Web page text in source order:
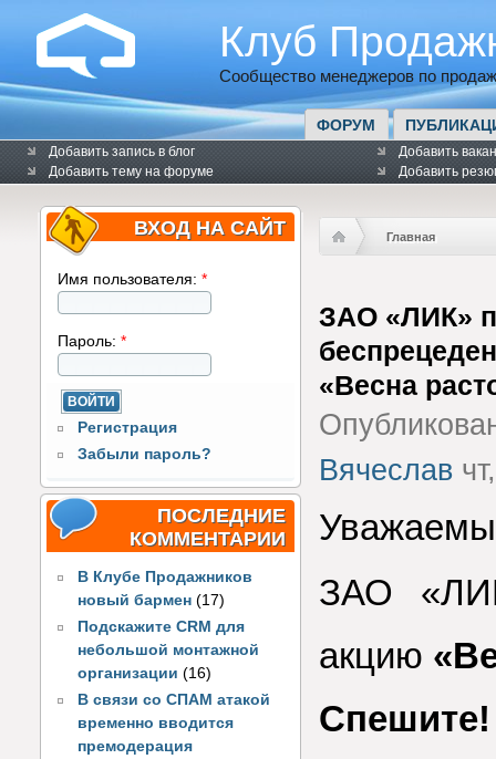
Клуб
Сообщество менеджеров по
ФОРУМ
Добавить запись в блог
Добавить тему на форуме
Добавить
Добавить
ВХОД НА САЙТ
Имя пользователя: *
Пароль: *
Регистрация
Забыли пароль?
ПОСЛЕДНИЕ
КОММЕНТАРИИ
В Клубе Продажников
новый бармен (17)
Подскажите CRM для
небольшой монтажной
организации (16)
В связи со СПАМ атакой
временно вводится
премодерация
Главная
ЗАО «ЛИК»
«Весна
Вячеслав
ЗАО
акцию